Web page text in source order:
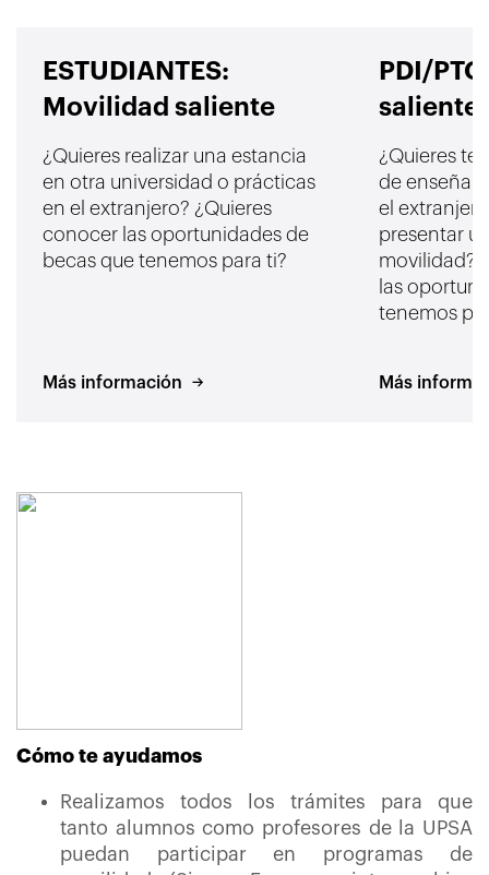
ESTUDIANTES:
Movilidad saliente
¿Quieres realizar una estancia
en otra universidad o prácticas
en el extranjero? ¿Quieres
conocer las oportunidades de
becas que tenemos para ti?
Más información
PDI/
saliente
¿Quieres
de
el
presentar
movilidad?
las
tenemos
Más
Cómo te ayudamos
Realizamos todos los trámites para que
tanto alumnos como profesores de la UPSA
puedan participar en programas de